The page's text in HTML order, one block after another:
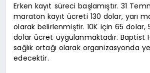
Erken kayıt süreci başlamıştır. 31
maraton kayıt ücreti 130 dolar, yarı
olarak belirlenmiştir. 10K için 65 dolar,
dolar ücret uygulanmaktadır. Baptist
sağlık ortağı olarak organizasyonda
edecektir.